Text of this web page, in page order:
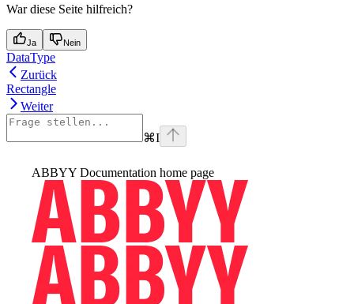
War diese Seite hilfreich?
Ja Nein
DataType
Zurück
Rectangle
Weiter
⌘I
ABBYY Documentation home page